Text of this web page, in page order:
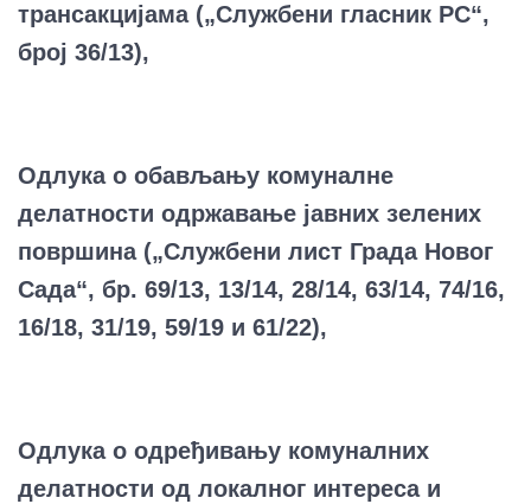
трансакцијама („Службени гласник РС“,
број 36/13),
Одлука о обављању комуналне
делатности одржавање јавних зелених
површина („Службени лист Града Новог
Сада“, бр. 69/13, 13/14, 28/14, 63/14, 74/16,
16/18, 31/19, 59/19 и 61/22),
Одлука о одређивању комуналних
делатности од локалног интереса и